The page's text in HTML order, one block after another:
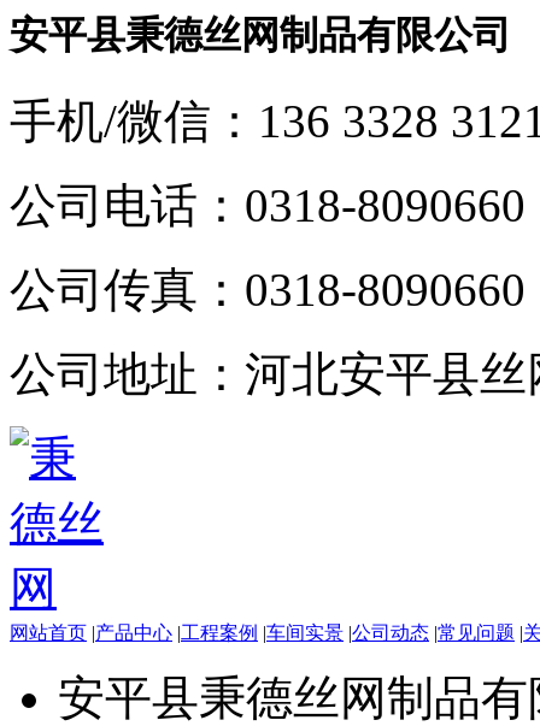
安平县秉德丝网制品有限公司
手机/微信： 136 3328
公司电话： 0318-8090660
公司传真： 0318-8090660
公司地址： 河北安平县
网站首页 |产品中心 |工程案例 |车间实景 |公司动态 |常见问题 |
安平县秉德丝网制品